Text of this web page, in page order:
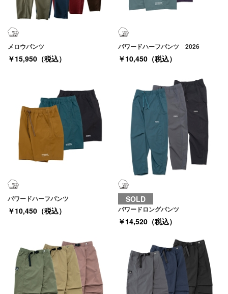
メロウパンツ
￥15,950（税込）
パワードハーフパンツ 2026
￥10,450（税込）
パワードハーフパンツ
￥10,450（税込）
SOLD
パワードロングパンツ
￥14,520（税込）